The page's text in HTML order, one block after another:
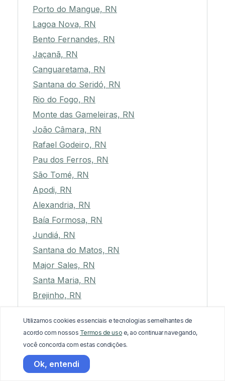
Porto do Mangue, RN
Lagoa Nova, RN
Bento Fernandes, RN
Jaçanã, RN
Canguaretama, RN
Santana do Seridó, RN
Rio do Fogo, RN
Monte das Gameleiras, RN
João Câmara, RN
Rafael Godeiro, RN
Pau dos Ferros, RN
São Tomé, RN
Apodi, RN
Alexandria, RN
Baía Formosa, RN
Jundiá, RN
Santana do Matos, RN
Major Sales, RN
Santa Maria, RN
Brejinho, RN
Ielmo Marinho, RN
Utilizamos cookies essenciais e tecnologias semelhantes de
acordo com nossos Termos de uso e, ao continuar navegando,
você concorda com estas condições.
Ok, entendi